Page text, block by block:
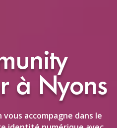
à Nyons
accompagne dans le